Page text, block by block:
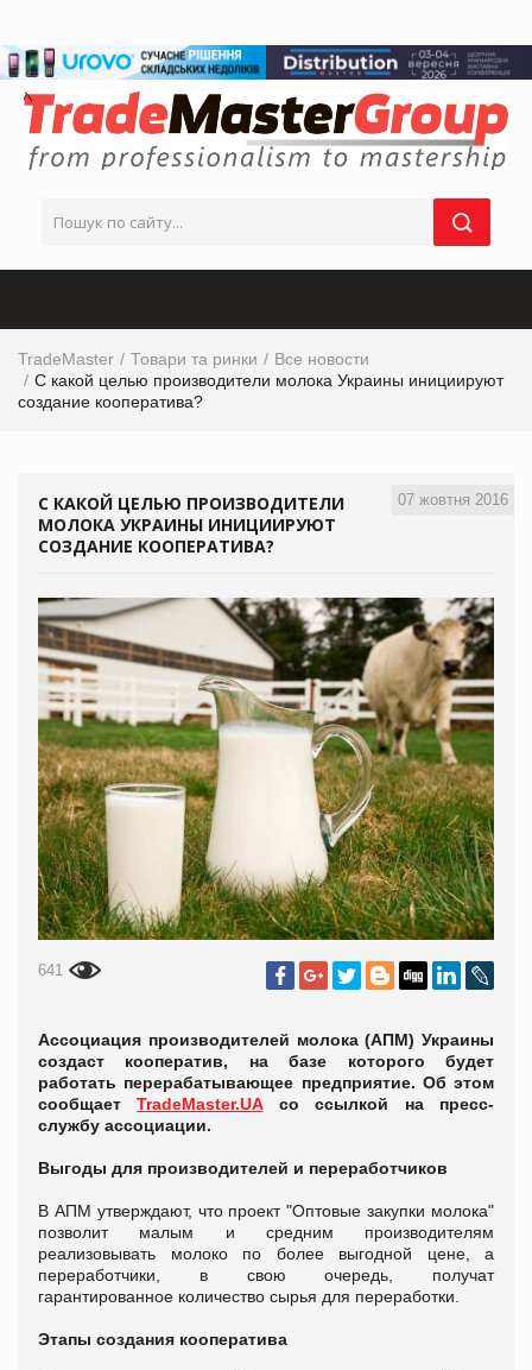
TradeMaster Товари та ринки
Все новости
С какой целью производители молока Украины инициируют
создание кооператива?
07 жовтня 2016
С КАКОЙ ЦЕЛЬЮ ПРОИЗВОДИТЕЛИ
МОЛОКА УКРАИНЫ ИНИЦИИРУЮТ
СОЗДАНИЕ КООПЕРАТИВА?
641
Ассоциация производителей молока (АПМ) Украины
создаст кооператив, на базе которого будет
работать перерабатывающее предприятие. Об этом
сообщаетTradeMaster.UAсо ссылкой на пресс-
службу ассоциации.
Выгоды для производителей и переработчиков
В АПМ утверждают, что проект "Оптовые закупки молока"
позволит малым и средним производителям
реализовывать молоко по более выгодной цене, а
переработчики, в свою очередь, получат
гарантированное количество сырья для переработки.
Этапы создания кооператива